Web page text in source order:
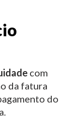
com
da fatura
do